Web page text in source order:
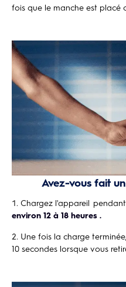
fois que le manche est placé
Avez-vous fait
Chargez l'appareil
environ 12 à 18 heures .
Une fois la charge
10 secondes lorsque vous